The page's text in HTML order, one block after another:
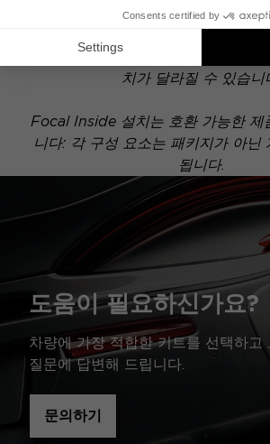
이 설치 도면은 기본 오디오 시스템
이 장착되어 있는 경우, 도면에 표시
치가 달라질 수 있습니
Focal Inside 설치는 호환 가능한 제
니다: 각 구성 요소는 패키지가 아닌
됩니다.
도움이 필요하신가요?
차량에 가장 적합한 키트를 선택하고
질문에 답변해 드립니다.
문의하기